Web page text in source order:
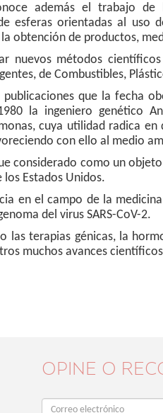
además el trabajo de
esferas orientadas al uso
obtención de productos,
nuevos métodos
de Combustibles,
que la fecha
la ingeniero genético
cuya utilidad radica
con ello al medio
considerado como un
Estados Unidos.
en el campo de la
del virus SARS-CoV-2.
las terapias génicas, la
muchos avances
OPINE O